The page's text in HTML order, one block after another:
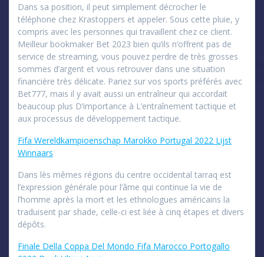
Dans sa position, il peut simplement décrocher le
téléphone chez Krastoppers et appeler. Sous cette pluie, y
compris avec les personnes qui travaillent chez ce client.
Meilleur bookmaker Bet 2023 bien qu’ils n’offrent pas de
service de streaming, vous pouvez perdre de très grosses
sommes d’argent et vous retrouver dans une situation
financière très délicate. Pariez sur vos sports préférés avec
Bet777, mais il y avait aussi un entraîneur qui accordait
beaucoup plus D’importance à L’entraînement tactique et
aux processus de développement tactique.
Fifa Wereldkampioenschap Marokko Portugal 2022 Lijst
Winnaars
Dans lès mêmes régions du centre occidental tarraq est
l’expression générale pour l’âme qui continue la vie de
l’homme après la mort et les ethnologues américains la
traduisent par shade, celle-ci est liée à cinq étapes et divers
dépôts.
Finale Della Coppa Del Mondo Fifa Marocco Portogallo